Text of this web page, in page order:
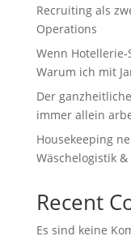
Recruiting als
Operations
Wenn
Warum ich mit
Der
immer allein
Housekeeping
Wäschelogistik
Recent
Es sind keine